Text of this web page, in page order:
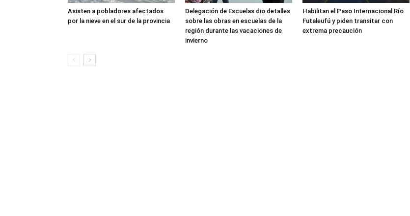
Asisten a pobladores afectados
por la nieve en el sur de la provincia
Delegación de Escuelas dio detalles
sobre las obras en escuelas de la
región durante las vacaciones de
invierno
Habilitan el Paso Internacional Río
Futaleufú y piden transitar con
extrema precaución